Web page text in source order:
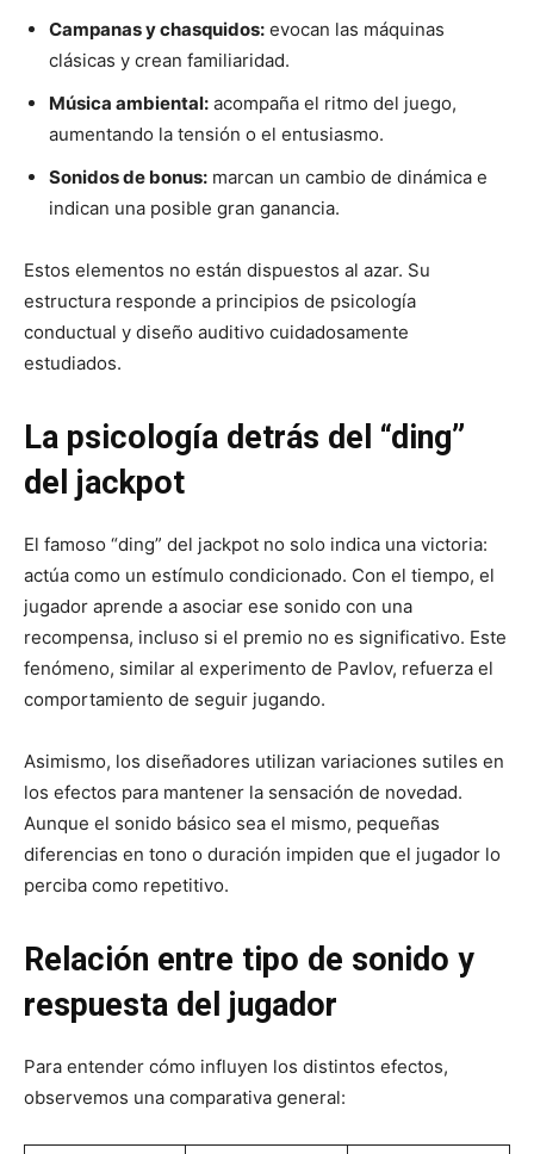
Campanas y chasquidos: evocan las máquinas
clásicas y crean familiaridad.
Música ambiental: acompaña el ritmo del juego,
aumentando la tensión o el entusiasmo.
Sonidos de bonus: marcan un cambio de dinámica e
indican una posible gran ganancia.
Estos elementos no están dispuestos al azar. Su
estructura responde a principios de psicología
conductual y diseño auditivo cuidadosamente
estudiados.
La psicología detrás del “ding”
del jackpot
El famoso “ding” del jackpot no solo indica una victoria:
actúa como un estímulo condicionado. Con el tiempo, el
jugador aprende a asociar ese sonido con una
recompensa, incluso si el premio no es significativo. Este
fenómeno, similar al experimento de Pavlov, refuerza el
comportamiento de seguir jugando.
Asimismo, los diseñadores utilizan variaciones sutiles en
los efectos para mantener la sensación de novedad.
Aunque el sonido básico sea el mismo, pequeñas
diferencias en tono o duración impiden que el jugador lo
perciba como repetitivo.
Relación entre tipo de sonido y
respuesta del jugador
Para entender cómo influyen los distintos efectos,
observemos una comparativa general: